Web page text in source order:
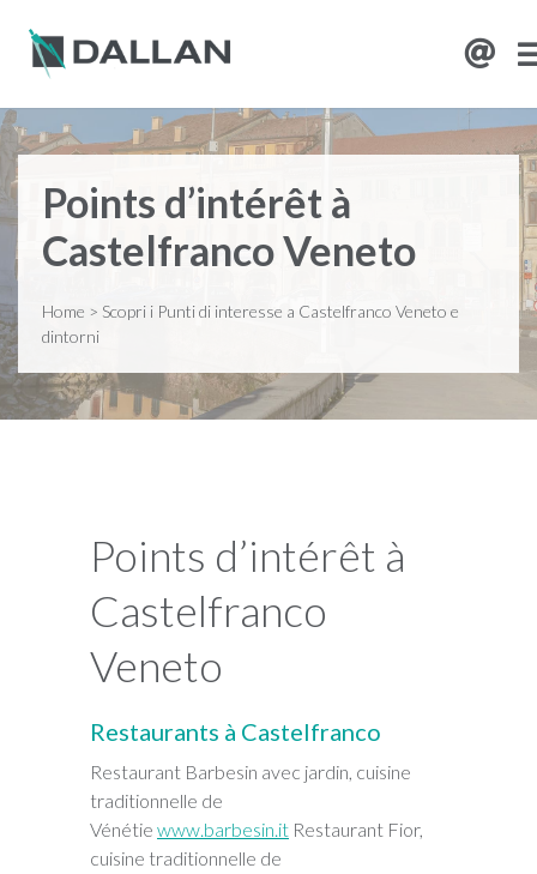
Points d’intérêt à
Castelfranco Veneto
Home > Scopri i Punti di interesse a Castelfranco Veneto e
dintorni
Points d’intérêt à
Castelfranco
Veneto
Restaurants à Castelfranco
Restaurant Barbesin avec jardin, cuisine
traditionnelle de
Vénétie www.barbesin.it Restaurant Fior,
cuisine traditionnelle de